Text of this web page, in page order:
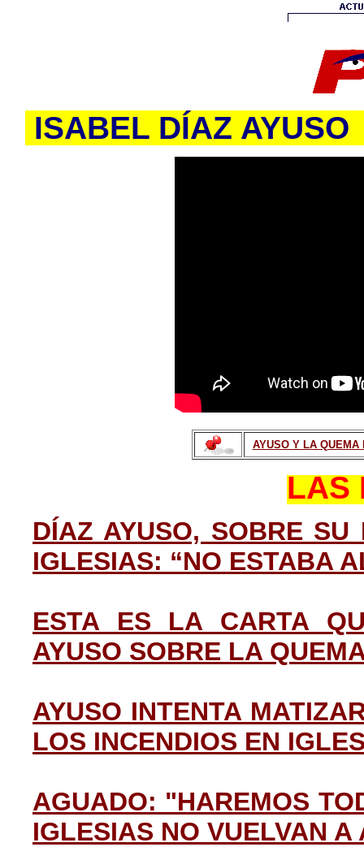
ISABEL DÍAZ
AYUSO Y LA QUEMA
LAS
DÍAZ AYUSO, SOBRE
IGLESIAS: “NO ESTABA
ESTA ES LA CARTA
AYUSO SOBRE LA
AYUSO INTENTA
LOS INCENDIOS EN
AGUADO: "HAREMOS
IGLESIAS NO VUELVAN A